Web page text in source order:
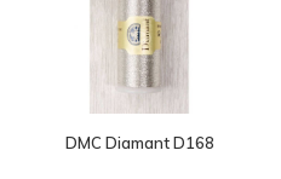
DMC Diamant D168